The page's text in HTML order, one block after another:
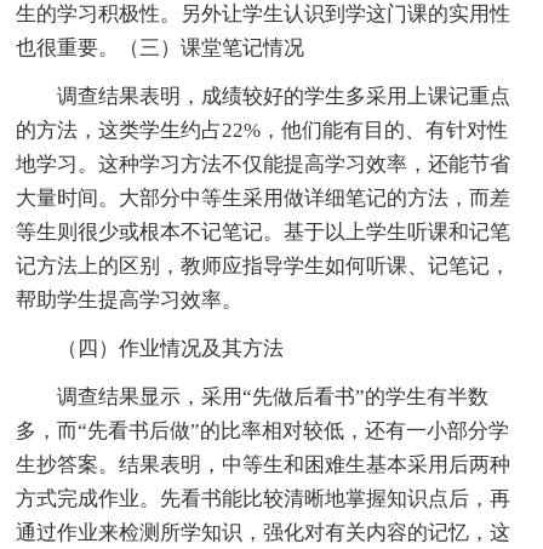
生的学习积极性。另外让学生认识到学这门课的实用性
也很重要。（三）课堂笔记情况
调查结果表明，成绩较好的学生多采用上课记重点
的方法，这类学生约占22%，他们能有目的、有针对性
地学习。这种学习方法不仅能提高学习效率，还能节省
大量时间。大部分中等生采用做详细笔记的方法，而差
等生则很少或根本不记笔记。基于以上学生听课和记笔
记方法上的区别，教师应指导学生如何听课、记笔记，
帮助学生提高学习效率。
（四）作业情况及其方法
调查结果显示，采用“先做后看书”的学生有半数
多，而“先看书后做”的比率相对较低，还有一小部分学
生抄答案。结果表明，中等生和困难生基本采用后两种
方式完成作业。先看书能比较清晰地掌握知识点后，再
通过作业来检测所学知识，强化对有关内容的记忆，这